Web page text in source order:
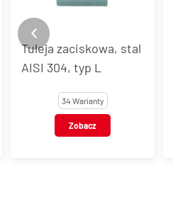
Tuleja zaciskowa, stal
AISI 304, typ L
34 Warianty
Zobacz